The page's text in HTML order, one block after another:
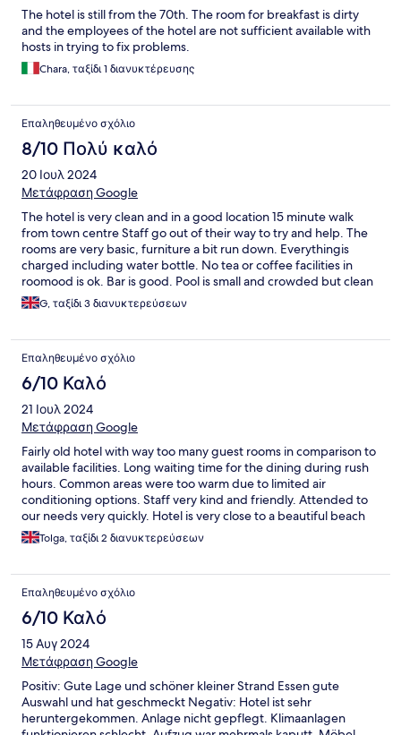
The hotel is still from the 70th. The room for breakfast is dirty
and the employees of the hotel are not sufficient available with
hosts in trying to fix problems.
Chara, ταξίδι 1 διανυκτέρευσης
Επαληθευμένο σχόλιο
8/10 Πολύ καλό
20 Ιουλ 2024
Μετάφραση Google
The hotel is very clean and in a good location 15 minute walk
from town centre Staff go out of their way to try and help. The
rooms are very basic, furniture a bit run down. Everythingis
charged including water bottle. No tea or coffee facilities in
roomood is ok. Bar is good. Pool is small and crowded but clean
Pebble beach is just across the road and decent eating places
G, ταξίδι 3 διανυκτερεύσεων
Επαληθευμένο σχόλιο
6/10 Καλό
21 Ιουλ 2024
Μετάφραση Google
Fairly old hotel with way too many guest rooms in comparison to
available facilities. Long waiting time for the dining during rush
hours. Common areas were too warm due to limited air
conditioning options. Staff very kind and friendly. Attended to
our needs very quickly. Hotel is very close to a beautiful beach
with reasonable prices and good selection of food and drinks. A
nice 45 minutes stroll to the town centre through a nice
Tolga, ταξίδι 2 διανυκτερεύσεων
Επαληθευμένο σχόλιο
6/10 Καλό
15 Αυγ 2024
Μετάφραση Google
Positiv: Gute Lage und schöner kleiner Strand Essen gute
Auswahl und hat geschmeckt Negativ: Hotel ist sehr
heruntergekommen. Anlage nicht gepflegt. Klimaanlagen